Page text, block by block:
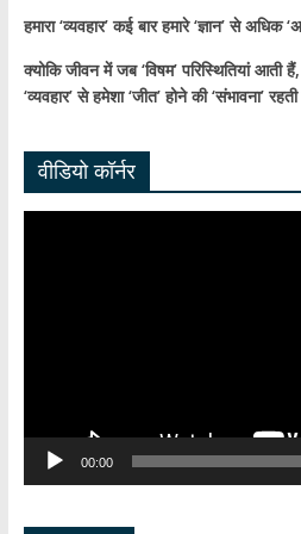
हमारा ‘व्यवहार’ कई बार हमारे ‘ज्ञान’ से अधिक
क्योकि जीवन में जब ‘विषम’ परिस्थितियां आती
‘व्यवहार’ से हमेशा ‘जीत’ होने की ‘संभावना’
वीडियो कॉर्नर
00:00